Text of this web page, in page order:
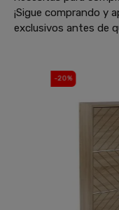
¡Sigue comprando y
exclusivos antes de
-20%